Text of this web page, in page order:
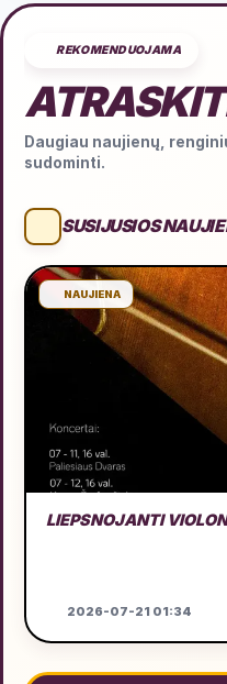
REKOMENDUOJAMA
Daugiau naujienų,
sudominti.
SUSIJUSIOS
NAUJIENA
LIEPSNOJANTI
2026-07-21 01:34